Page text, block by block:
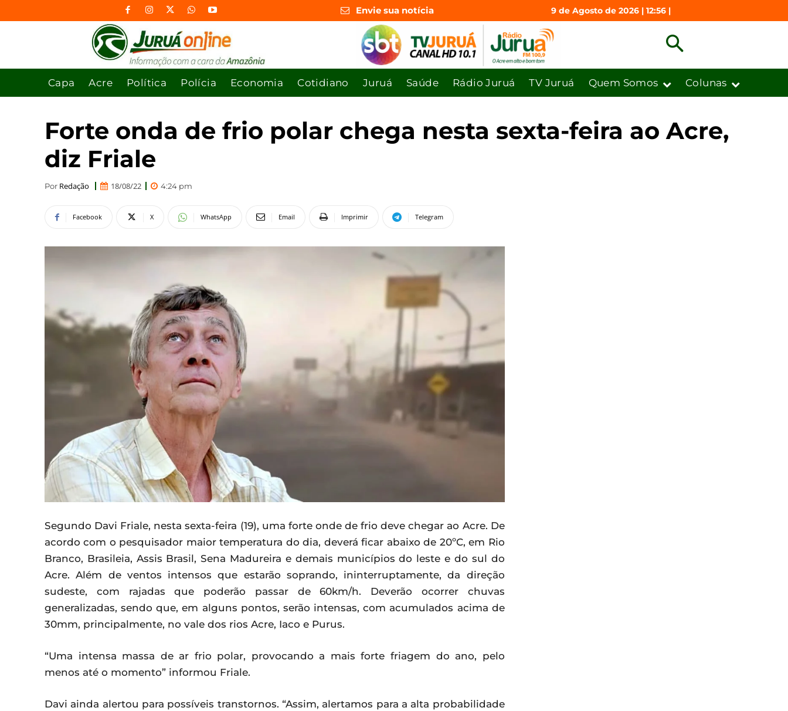
Envie sua notícia 9 de Agosto de 2026 | 12:56 |
Capa Acre Política Polícia Economia Cotidiano Juruá Saúde Rádio Juruá TV Juruá Quem Somos Colunas
Forte onda de frio polar chega nesta sexta-feira ao Acre,
diz Friale
Por Redação 18/08/22 4:24 pm
Facebook X WhatsApp Email Imprimir Telegram
Segundo Davi Friale, nesta sexta-feira (19), uma forte onde de frio deve chegar ao Acre. De
acordo com o pesquisador maior temperatura do dia, deverá ficar abaixo de 20ºC, em Rio
Branco, Brasileia, Assis Brasil, Sena Madureira e demais municípios do leste e do sul do
Acre. Além de ventos intensos que estarão soprando, ininterruptamente, da direção
sudeste, com rajadas que poderão passar de 60km/h. Deverão ocorrer chuvas
generalizadas, sendo que, em alguns pontos, serão intensas, com acumulados acima de
30mm, principalmente, no vale dos rios Acre, Iaco e Purus.
“Uma intensa massa de ar frio polar, provocando a mais forte friagem do ano, pelo
menos até o momento” informou Friale.
Davi ainda alertou para possíveis transtornos. “Assim, alertamos para a alta probabilidade